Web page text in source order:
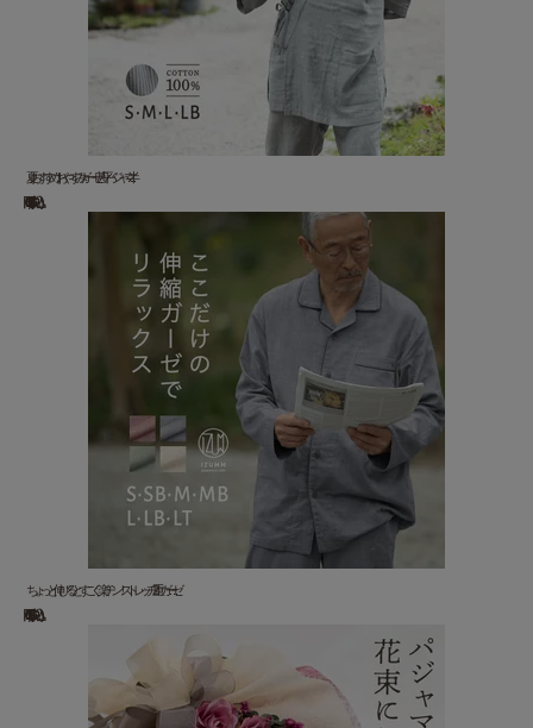
夏 おすすめ ！ おやすみ ガーゼ 甚平 パジャマ 半...
10,000 円(税込)
ちょっと伸びるとすごく楽チン！ ストレッチ2重ガーゼ ...
15,000 円(税込)